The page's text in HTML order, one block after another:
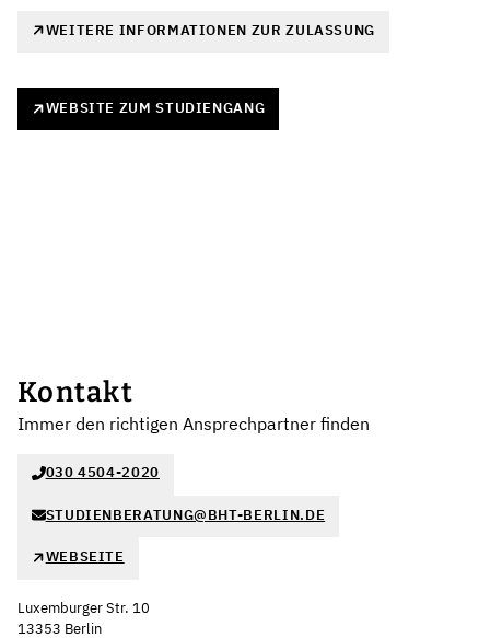
WEITERE INFORMATIONEN ZUR ZULASSUNG
WEBSITE ZUM STUDIENGANG
Kontakt
Immer den richtigen Ansprechpartner finden
030 4504-2020
STUDIENBERATUNG@BHT-BERLIN.DE
WEBSEITE
Luxemburger Str. 10
13353 Berlin